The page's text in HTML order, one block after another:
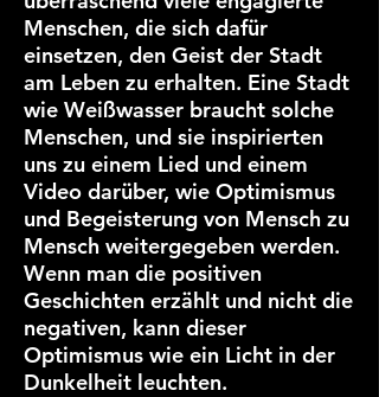
Menschen, die sich dafür
einsetzen, den Geist der Stadt
am Leben zu erhalten. Eine Stadt
wie Weißwasser braucht solche
Menschen, und sie inspirierten
uns zu einem Lied und einem
Video darüber, wie Optimismus
und Begeisterung von Mensch zu
Mensch weitergegeben werden.
Wenn man die positiven
Geschichten erzählt und nicht die
negativen, kann dieser
Optimismus wie ein Licht in der
Dunkelheit leuchten.